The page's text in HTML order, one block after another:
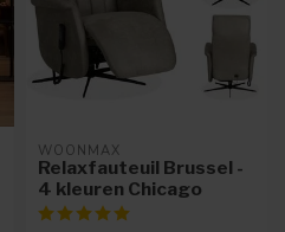
WOONMAX
Relaxfauteuil Brussel -
4 kleuren Chicago